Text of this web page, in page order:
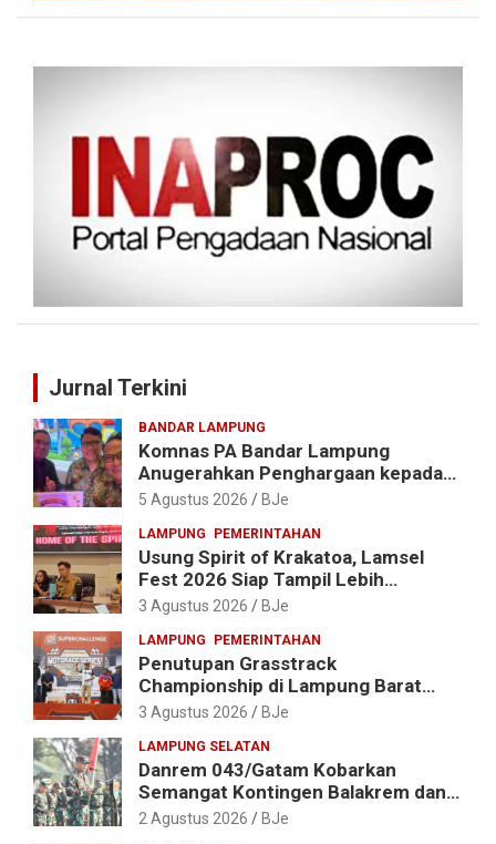
Jurnal Terkini
BANDAR LAMPUNG
Komnas PA Bandar Lampung
Anugerahkan Penghargaan kepada
Kombes Pol. Alfret Jacob Tilukay
5 Agustus 2026 BJe
LAMPUNG PEMERINTAHAN
Usung Spirit of Krakatoa, Lamsel
Fest 2026 Siap Tampil Lebih
Spektakuler dengan Empat Event
3 Agustus 2026 BJe
LAMPUNG PEMERINTAHAN
Penutupan Grasstrack
Championship di Lampung Barat
Meriah, Dihadiri Ribuan Penonton; Ini
3 Agustus 2026 BJe
LAMPUNG SELATAN
Danrem 043/Gatam Kobarkan
Semangat Kontingen Balakrem dan
Yonif 143/TWEJ di Pembukaan
2 Agustus 2026 BJe